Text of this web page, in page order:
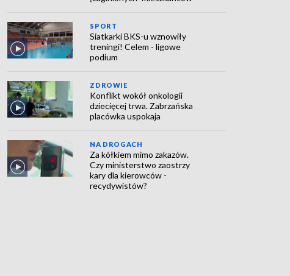
SPORT
Siatkarki BKS-u wznowiły
treningi! Celem - ligowe
podium
ZDROWIE
Konflikt wokół onkologii
dziecięcej trwa. Zabrzańska
placówka uspokaja
NA DROGACH
Za kółkiem mimo zakazów.
Czy ministerstwo zaostrzy
kary dla kierowców -
recydywistów?